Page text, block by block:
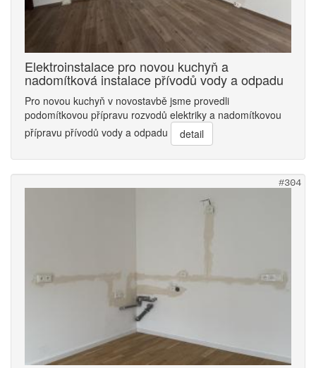
Elektroinstalace pro novou kuchyň a
nadomítková instalace přívodů vody a odpadu
Pro novou kuchyň v novostavbě jsme provedli
podomítkovou přípravu rozvodů elektriky a nadomítkovou
přípravu přívodů vody a odpadu
detail
#304